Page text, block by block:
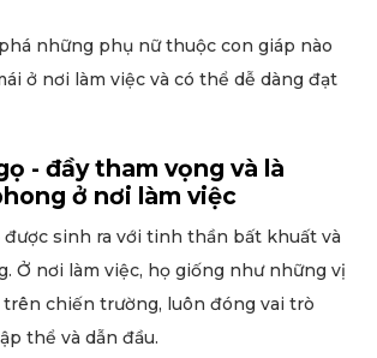
những phụ nữ thuộc con giáp nào
ở nơi làm việc và có thể dễ dàng đạt
- đầy tham vọng và là
ở nơi làm việc
sinh ra với tinh thần bất khuất và
Ở nơi làm việc, họ giống như những vị
chiến trường, luôn đóng vai trò
thể và dẫn đầu.